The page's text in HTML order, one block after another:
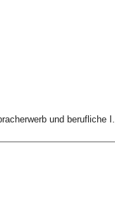
und berufliche I.